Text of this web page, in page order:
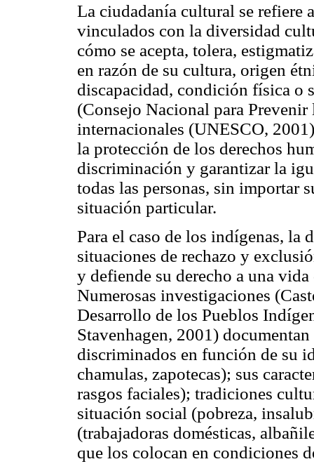
La ciudadanía cultural se refiere
vinculados con la diversidad
cómo se acepta, tolera,
en razón de su cultura, origen
discapacidad, condición física o
(Consejo Nacional para
internacionales (UNESCO,
la protección de los derechos
discriminación y garantizar la
todas las personas, sin importar
situación particular.
Para el caso de los indígenas, la
situaciones de rechazo y
y defiende su derecho a una
Numerosas investigaciones
Desarrollo de los Pueblos
Stavenhagen, 2001)
discriminados en función de su
chamulas, zapotecas); sus
rasgos faciales); tradiciones
situación social (pobreza,
(trabajadoras domésticas,
que los colocan en condiciones